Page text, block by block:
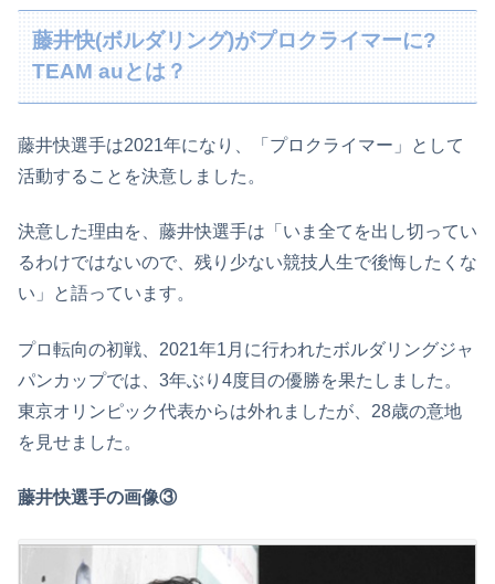
藤井快(ボルダリング)がプロクライマーに?
TEAM auとは？
藤井快選手は2021年になり、「プロクライマー」として
活動することを決意しました。
決意した理由を、藤井快選手は「いま全てを出し切ってい
るわけではないので、残り少ない競技人生で後悔したくな
い」と語っています。
プロ転向の初戦、2021年1月に行われたボルダリングジャ
パンカップでは、3年ぶり4度目の優勝を果たしました。
東京オリンピック代表からは外れましたが、28歳の意地
を見せました。
藤井快選手の画像③